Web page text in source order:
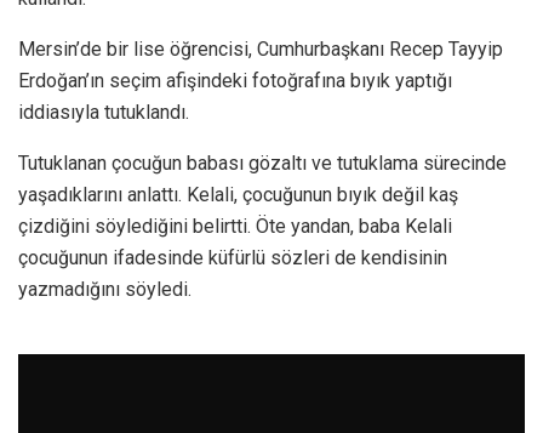
Mersin’de bir lise öğrencisi, Cumhurbaşkanı Recep Tayyip
Erdoğan’ın seçim afişindeki fotoğrafına bıyık yaptığı
iddiasıyla tutuklandı.
Tutuklanan çocuğun babası gözaltı ve tutuklama sürecinde
yaşadıklarını anlattı. Kelali, çocuğunun bıyık değil kaş
çizdiğini söylediğini belirtti. Öte yandan, baba Kelali
çocuğunun ifadesinde küfürlü sözleri de kendisinin
yazmadığını söyledi.